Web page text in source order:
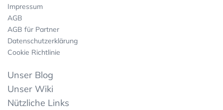
Impressum
AGB
AGB für Partner
Datenschutzerklärung
Cookie Richtlinie
Unser Blog
Unser Wiki
Nützliche Links